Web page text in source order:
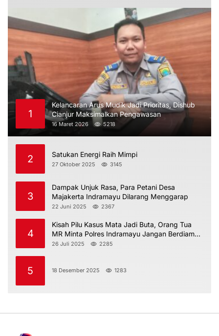
1
Kelancaran Arus Mudik Jadi Prioritas, Dishub
Cianjur Maksimalkan Pengawasan
16 Maret 2026 5218
2 Satukan Energi Raih Mimpi
27 Oktober 2025 3145
3
Dampak Unjuk Rasa, Para Petani Desa
Majakerta Indramayu Dilarang Menggarap
22 Juni 2025 2367
4
Kisah Pilu Kasus Mata Jadi Buta, Orang Tua
MR Minta Polres Indramayu Jangan Berdiam
Diri
26 Juli 2025 2285
5 18 Desember 2025 1283